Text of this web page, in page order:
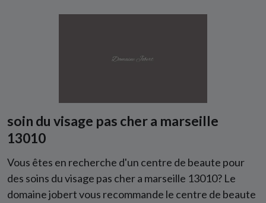
soin du visage pas cher a marseille
13010
Vous êtes en recherche d'un centre de beaute pour
des soins du visage pas cher a marseille 13010? Le
domaine jobert vous recommande le centre de beaute